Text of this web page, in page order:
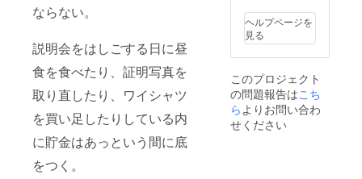
ならない。
説明会をはしごする日に昼
食を食べたり、証明写真を
取り直したり、ワイシャツ
を買い足したりしている内
に貯金はあっという間に底
をつく。
ヘルプページを
見る
このプロジェクト
の問題報告はこち
ら よりお問い合わ
せください